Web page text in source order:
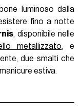
luminoso dalla
fino a notte
, disponibile nelle
metallizzato, e
due smalti che
estiva.